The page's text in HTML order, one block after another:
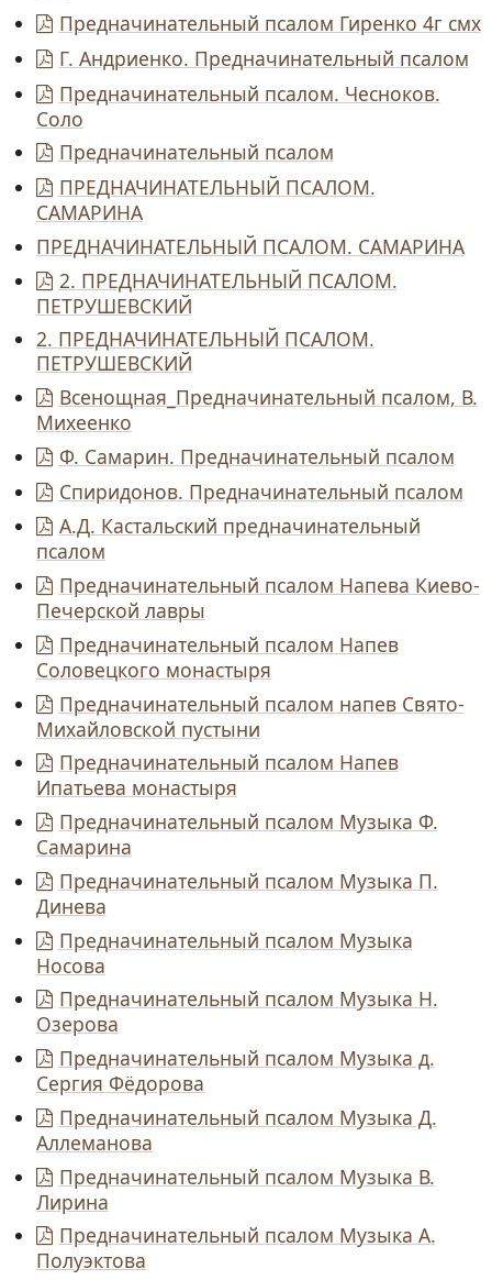
Предначинательный псалом Гиренко 4г смх
Г. Андриенко. Предначинательный псалом
Предначинательный псалом. Чесноков.
Соло
Предначинательный псалом
ПРЕДНАЧИНАТЕЛЬНЫЙ ПСАЛОМ.
САМАРИНА
ПРЕДНАЧИНАТЕЛЬНЫЙ ПСАЛОМ. САМАРИНА
2. ПРЕДНАЧИНАТЕЛЬНЫЙ ПСАЛОМ.
ПЕТРУШЕВСКИЙ
2. ПРЕДНАЧИНАТЕЛЬНЫЙ ПСАЛОМ.
ПЕТРУШЕВСКИЙ
Всенощная_Предначинательный псалом, В.
Михеенко
Ф. Самарин. Предначинательный псалом
Спиридонов. Предначинательный псалом
А.Д. Кастальский предначинательный
псалом
Предначинательный псалом Напева Киево-
Печерской лавры
Предначинательный псалом Напев
Соловецкого монастыря
Предначинательный псалом напев Свято-
Михайловской пустыни
Предначинательный псалом Напев
Ипатьева монастыря
Предначинательный псалом Музыка Ф.
Самарина
Предначинательный псалом Музыка П.
Динева
Предначинательный псалом Музыка
Носова
Предначинательный псалом Музыка Н.
Озерова
Предначинательный псалом Музыка д.
Сергия Фёдорова
Предначинательный псалом Музыка Д.
Аллеманова
Предначинательный псалом Музыка В.
Лирина
Предначинательный псалом Музыка А.
Полуэктова